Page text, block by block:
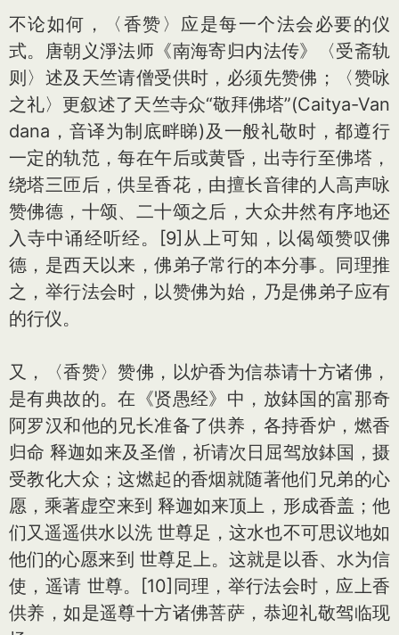
不论如何，〈香赞〉应是每一个法会必要的仪
式。唐朝义淨法师《南海寄归内法传》〈受斋轨
则〉述及天竺请僧受供时，必须先赞佛；〈赞咏
之礼〉更叙述了天竺寺众“敬拜佛塔”(Caitya-Van
dana，音译为制底畔睇)及一般礼敬时，都遵行
一定的轨范，每在午后或黄昏，出寺行至佛塔，
绕塔三匝后，供呈香花，由擅长音律的人高声咏
赞佛德，十颂、二十颂之后，大众井然有序地还
入寺中诵经听经。[9]从上可知，以偈颂赞叹佛
德，是西天以来，佛弟子常行的本分事。同理推
之，举行法会时，以赞佛为始，乃是佛弟子应有
的行仪。
又，〈香赞〉赞佛，以炉香为信恭请十方诸佛，
是有典故的。在《贤愚经》中，放鉢国的富那奇
阿罗汉和他的兄长准备了供养，各持香炉，燃香
归命 释迦如来及圣僧，祈请次日屈驾放鉢国，摄
受教化大众；这燃起的香烟就随著他们兄弟的心
愿，乘著虚空来到 释迦如来顶上，形成香盖；他
们又遥遥供水以洗 世尊足，这水也不可思议地如
他们的心愿来到 世尊足上。这就是以香、水为信
使，遥请 世尊。[10]同理，举行法会时，应上香
供养，如是遥尊十方诸佛菩萨，恭迎礼敬驾临现